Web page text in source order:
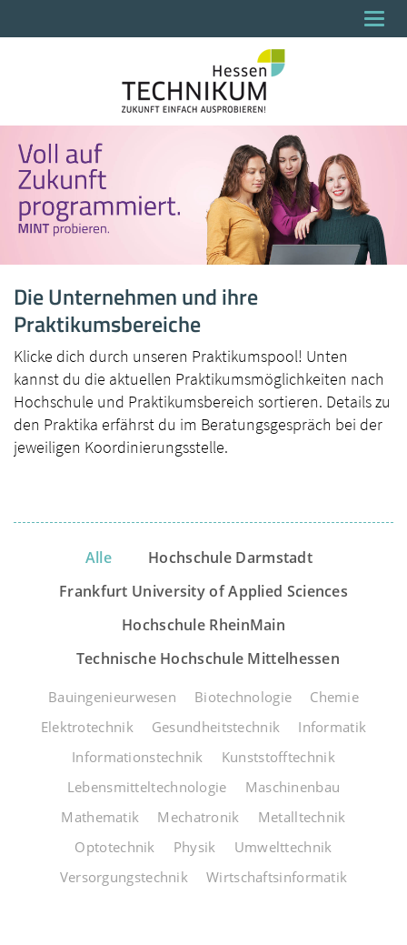
Die Unternehmen und ihre
Praktikumsbereiche
Klicke dich durch unseren Praktikumspool! Unten
kannst du die aktuellen Praktikumsmöglichkeiten nach
Hochschule und Praktikumsbereich sortieren. Details zu
den Praktika erfährst du im Beratungsgespräch bei der
jeweiligen Koordinierungsstelle.
Alle
Hochschule Darmstadt
Frankfurt University of Applied Sciences
Hochschule RheinMain
Technische Hochschule Mittelhessen
Bauingenieurwesen Biotechnologie
Chemie
Elektrotechnik
Gesundheitstechnik
Informatik
Informationstechnik
Kunststofftechnik
Lebensmitteltechnologie
Maschinenbau
Mathematik
Mechatronik
Metalltechnik
Optotechnik
Physik
Umwelttechnik
Versorgungstechnik
Wirtschaftsinformatik